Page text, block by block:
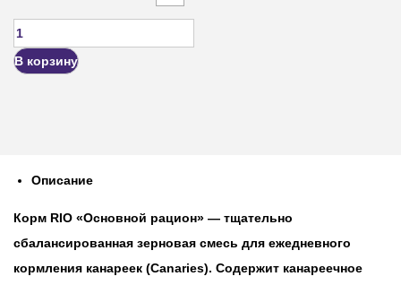
В корзину
Описание
Корм RIO «Основной рацион» — тщательно
сбалансированная зерновая смесь для ежедневного
кормления канареек (Canaries). Содержит канареечное